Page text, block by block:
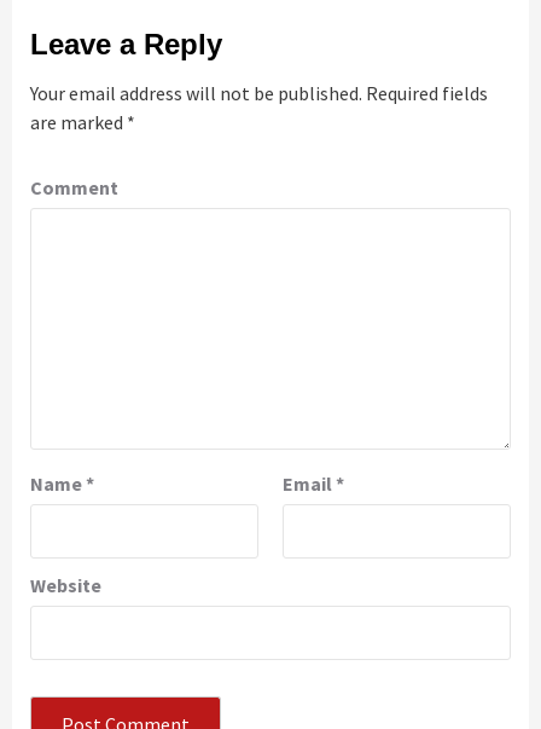
Leave a Reply
Your email address will not be published. Required fields
are marked *
Comment
Name* Email*
Website